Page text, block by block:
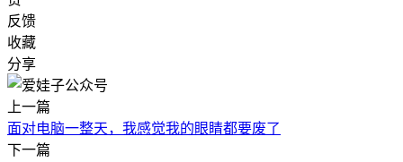
反馈
收藏
分享
上一篇
面对电脑一整天，我感觉我的眼睛都要废了
下一篇